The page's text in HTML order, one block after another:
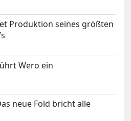
Produktion seines größten
Wero ein
neue Fold bricht alle